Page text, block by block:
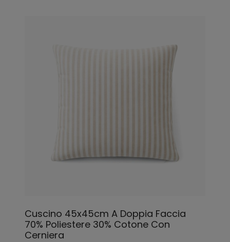
Cuscino 45x45cm A Doppia Faccia
70% Poliestere 30% Cotone Con
Cerniera